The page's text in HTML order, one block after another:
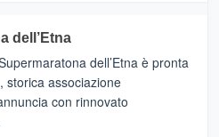
dell’Etna
dell’Etna è pronta
storica associazione
con rinnovato